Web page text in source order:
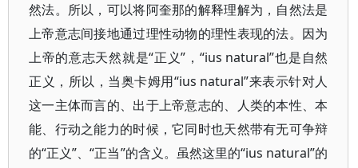
然法。所以，可以将阿奎那的解释理解为，自然法是
上帝意志间接地通过理性动物的理性表现的法。因为
上帝的意志天然就是“正义”，“ius natural”也是自然
正义，所以，当奥卡姆用“ius natural”来表示针对人
这一主体而言的、出于上帝意志的、人类的本性、本
能、行动之能力的时候，它同时也天然带有无可争辩
的“正义”、“正当”的含义。虽然这里的“ius natural”的